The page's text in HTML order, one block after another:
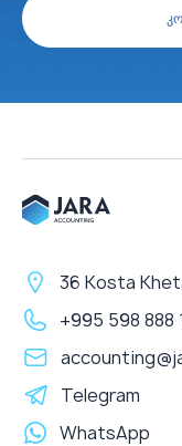
36 Kosta
+995 598 888
Telegram
WhatsApp